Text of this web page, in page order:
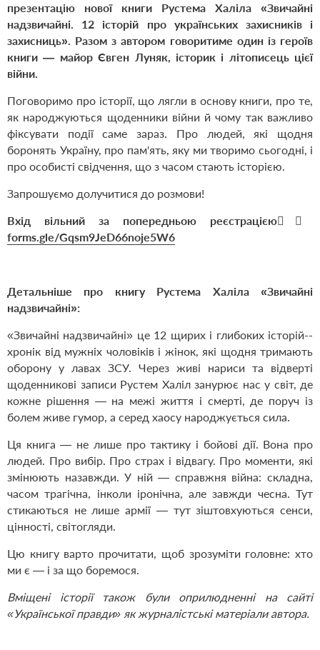
презентацію нової книги Рустема Халіла «Звичайні
надзвичайні. 12 історій про українських захисників і
захисниць». Разом з автором говоритиме один із героїв
книги — майор Євген Луняк, історик і літописець цієї
війни.
Поговоримо про історії, що лягли в основу книги, про те,
як народжуються щоденники війни й чому так важливо
фіксувати події саме зараз. Про людей, які щодня
боронять Україну, про пам'ять, яку ми творимо сьогодні, і
про особисті свідчення, що з часом стають історією.
Запрошуємо долучитися до розмови!
Вхід вільний за попередньою реєстрацією👉🏻
forms.gle/Gqsm9JeD66noje5W6
Детальніше про книгу Рустема Халіла «Звичайні
надзвичайні»:
«Звичайні надзвичайні» це 12 щирих і глибоких історій-­
хронік від мужніх чоловіків і жінок, які щодня тримають
оборону у лавах ЗСУ. Через живі нариси та відверті
щоденникові записи Рустем Халіл занурює нас у світ, де
кожне рішення — на межі життя і смерті, де поруч із
болем живе гумор, а серед хаосу народжується сила.
Ця книга — не лише про тактику і бойові дії. Вона про
людей. Про вибір. Про страх і відвагу. Про моменти, які
змінюють назав­жди. У ній — справжня війна: складна,
часом трагічна, інколи іро­нічна, але завжди чесна. Тут
стикаються не лише армії — тут зіштовхуються сенси,
цінності, світогляди.
Цю книгу варто прочитати, щоб зрозуміти головне: хто
ми є — і за що боремося.
Вміщені історії також були оприлюдненні на сайті
«Української правди» як журналістські матеріали автора.